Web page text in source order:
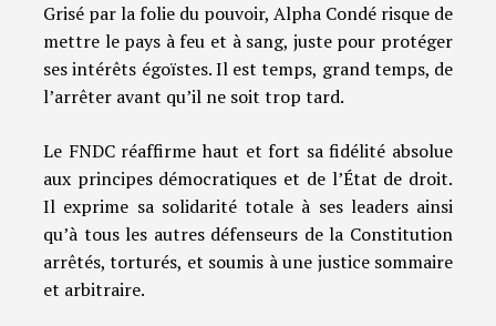
Grisé par la folie du pouvoir, Alpha Condé risque de
mettre le pays à feu et à sang, juste pour protéger
ses intérêts égoïstes. Il est temps, grand temps, de
l’arrêter avant qu’il ne soit trop tard.
Le FNDC réaffirme haut et fort sa fidélité absolue
aux principes démocratiques et de l’État de droit.
Il exprime sa solidarité totale à ses leaders ainsi
qu’à tous les autres défenseurs de la Constitution
arrêtés, torturés, et soumis à une justice sommaire
et arbitraire.